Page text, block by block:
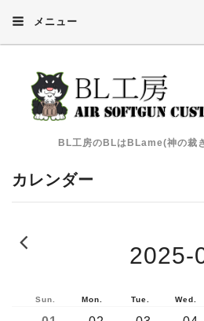
メニュー
BL工房のBLはBLame(神の裁
カレンダー
2025-
Sun. Mon. Tue. Wed.